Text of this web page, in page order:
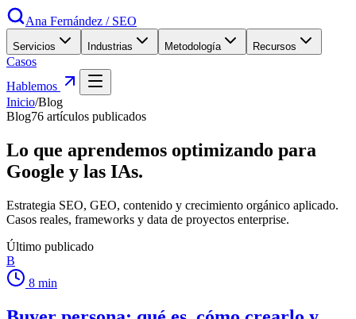
Ana Fernández / SEO
Servicios Industrias Metodología Recursos
Casos
Hablemos
Inicio/Blog
Blog76 artículos publicados
Lo que aprendemos optimizando para
Google y las IAs.
Estrategia SEO, GEO, contenido y crecimiento orgánico aplicado.
Casos reales, frameworks y data de proyectos enterprise.
Último publicado
B
8 min